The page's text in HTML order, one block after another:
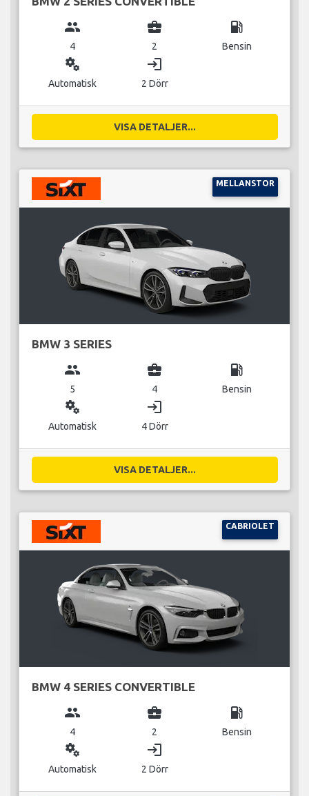
group
4
business_center
2
local_gas_station
Bensin
miscellaneous_services
Automatisk
login
2 Dörr
VISA DETALJER...
MELLANSTOR
BMW 3 SERIES
group
5
business_center
4
local_gas_station
Bensin
miscellaneous_services
Automatisk
login
4 Dörr
VISA DETALJER...
CABRIOLET
BMW 4 SERIES CONVERTIBLE
group
4
business_center
2
local_gas_station
Bensin
miscellaneous_services
Automatisk
login
2 Dörr